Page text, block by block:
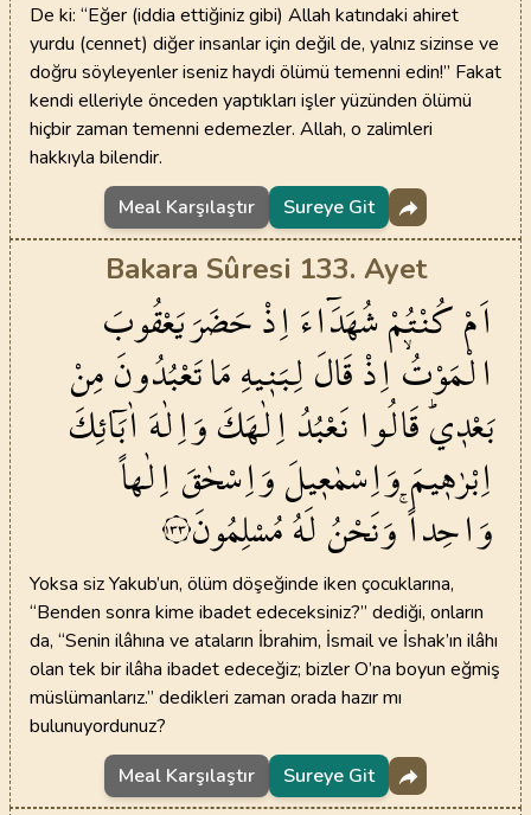
De ki: “Eğer (iddia ettiğiniz gibi) Allah katındaki ahiret
yurdu (cennet) diğer insanlar için değil de, yalnız sizinse ve
doğru söyleyenler iseniz haydi ölümü temenni edin!” Fakat
kendi elleriyle önceden yaptıkları işler yüzünden ölümü
hiçbir zaman temenni edemezler. Allah, o zalimleri
hakkıyla bilendir.
Meal Karşılaştır
Sureye Git
Bakara Sûresi 133. Ayet
اَمْكُنْتُمْشُهَدَٓاءَاِذْحَضَرَيَعْقُوبَ
الْمَوْتُۙاِذْقَالَلِبَن۪يهِمَاتَعْبُدُونَمِنْ
بَعْد۪يۜقَالُوانَعْبُدُاِلٰهَكَوَاِلٰهَاٰبَٓائِكَ
اِبْرٰه۪يمَوَاِسْمٰع۪يلَوَاِسْحٰقَاِلٰهاً
وَاحِداًۚوَنَحْنُلَهُمُسْلِمُونَ١٣٣
Yoksa siz Yakub’un, ölüm döşeğinde iken çocuklarına,
“Benden sonra kime ibadet edeceksiniz?” dediği, onların
da, “Senin ilâhına ve ataların İbrahim, İsmail ve İshak’ın ilâhı
olan tek bir ilâha ibadet edeceğiz; bizler O’na boyun eğmiş
müslümanlarız.” dedikleri zaman orada hazır mı
bulunuyordunuz?
Meal Karşılaştır
Sureye Git